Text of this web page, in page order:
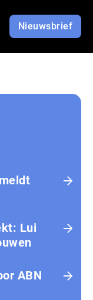
Nieuwsbrief
Lui
ABN